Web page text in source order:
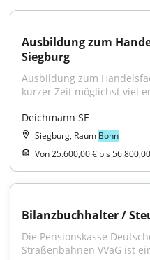
Ausbildung zum
Siegburg
Ausbildung zum
kurzer Zeit möglichst viel
Deichmann SE
Siegburg, Raum Bonn
Von 25.600,00 € bis
Bilanzbuchhalter /
Die Pensionskasse
Straßenbahnen VVaG ist